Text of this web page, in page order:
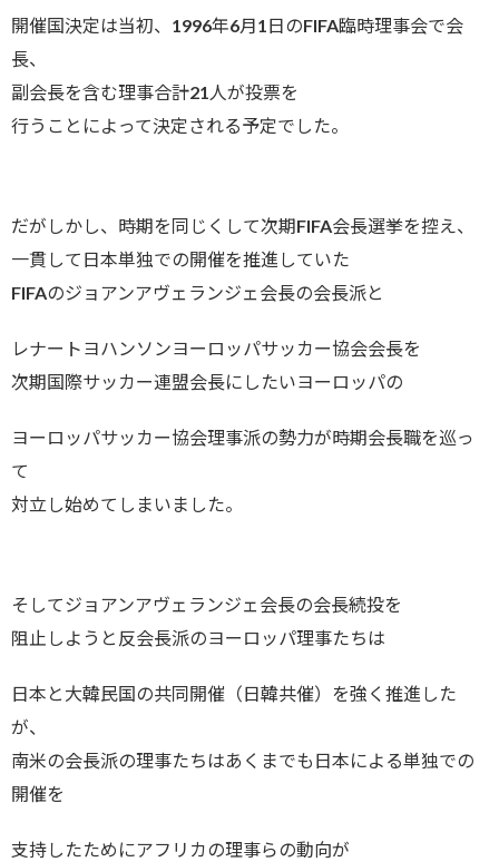
開催国決定は当初、1996年6月1日のFIFA臨時理事会で会
長、
副会長を含む理事合計21人が投票を
行うことによって決定される予定でした。
だがしかし、時期を同じくして次期FIFA会長選挙を控え、
一貫して日本単独での開催を推進していた
FIFAのジョアンアヴェランジェ会長の会長派と
レナートヨハンソンヨーロッパサッカー協会会長を
次期国際サッカー連盟会長にしたいヨーロッパの
ヨーロッパサッカー協会理事派の勢力が時期会長職を巡っ
て
対立し始めてしまいました。
そしてジョアンアヴェランジェ会長の会長続投を
阻止しようと反会長派のヨーロッパ理事たちは
日本と大韓民国の共同開催（日韓共催）を強く推進した
が、
南米の会長派の理事たちはあくまでも日本による単独での
開催を
支持したためにアフリカの理事らの動向が